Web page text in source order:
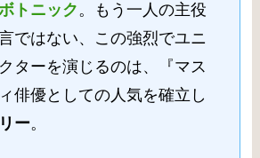
トニック。もう一人の主役
ではない、この強烈でユニ
ターを演じるのは、『マス
俳優としての人気を確立し
ー。